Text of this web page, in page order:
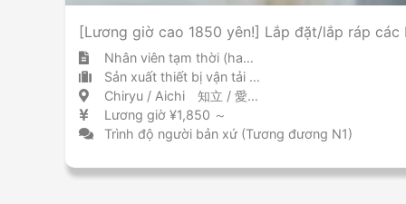
[Lương giờ cao 1850 yên!] Lắp đặt/lắp ráp
Nhân viên tạm thời (hakken)
Sản xuất thiết bị vận tải (bao gồm ô tô)
Chiryu / Aichi 知立 / 愛知県
Lương giờ ¥1,850 ～
Trình độ người bản xứ (Tương đương N1)